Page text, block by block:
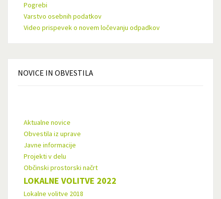
Pogrebi
Varstvo osebnih podatkov
Video prispevek o novem ločevanju odpadkov
NOVICE IN OBVESTILA
Aktualne novice
Obvestila iz uprave
Javne informacije
Projekti v delu
Občinski prostorski načrt
LOKALNE VOLITVE 2022
Lokalne volitve 2018